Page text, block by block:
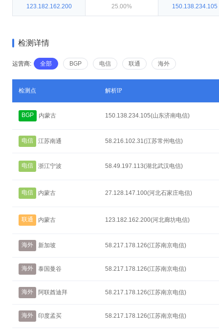
123.182.162.200 25.00% 150.138.234.105
检测详情
运营商: 全部 BGP 电信 联通 海外
检测点 解析IP
BGP 内蒙古 150.138.234.105(山东济南电信)
电信 江苏南通 58.216.102.31(江苏常州电信)
电信 浙江宁波 58.49.197.113(湖北武汉电信)
电信 内蒙古 27.128.147.100(河北石家庄电信)
联通 内蒙古 123.182.162.200(河北廊坊电信)
海外 新加坡 58.217.178.126(江苏南京电信)
海外 泰国曼谷 58.217.178.126(江苏南京电信)
海外 阿联酋迪拜 58.217.178.126(江苏南京电信)
海外 印度孟买 58.217.178.126(江苏南京电信)